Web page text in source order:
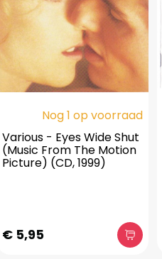
Nog 1 op voorraad
Various - Eyes Wide Shut
(Music From The Motion
Picture) (CD, 1999)
€ 5,95